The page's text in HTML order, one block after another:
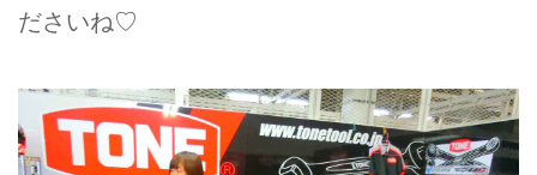
ださいね♡